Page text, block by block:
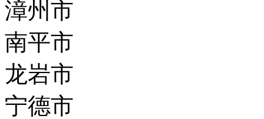
漳州市
南平市
龙岩市
宁德市